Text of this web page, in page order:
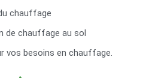
chauffage
de chauffage au sol
vos besoins en chauffage.